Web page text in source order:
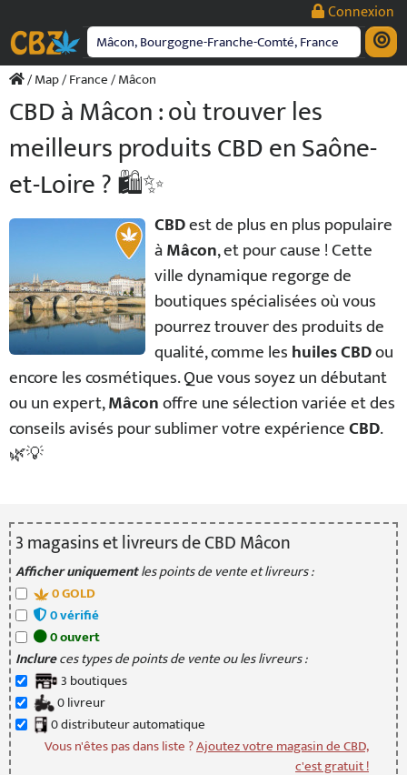
contenu
Connexion
/Map/France/ Mâcon
CBD à Mâcon : où trouver les
meilleurs produits CBD en Saône-
et-Loire ? 🛍️✨
CBDest de plus en plus populaire
àMâcon, et pour cause ! Cette
ville dynamique regorge de
boutiques spécialisées où vous
pourrez trouver des produits de
qualité, comme leshuiles CBDou
encore les cosmétiques. Que vous soyez un débutant
ou un expert,Mâconoffre une sélection variée et des
conseils avisés pour sublimer votre expérienceCBD.
🌿💡
3magasinset livreursde CBD Mâcon
Afficher uniquementles points de vente et livreurs :
0GOLD
0vérifié
0ouvert
Inclureces types de points de vente ou les livreurs :
3 boutiques
0livreur
0distributeurautomatique
Vous n'êtes pas dans liste ?Ajoutez votre magasin de CBD,
c'est gratuit !